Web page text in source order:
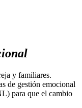
y familiares.
de gestión emocional
para que el cambio